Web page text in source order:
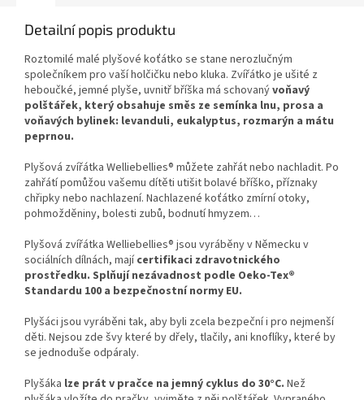
Detailní popis produktu
Roztomilé malé plyšové koťátko se stane nerozlučným
společníkem pro vaší holčičku nebo kluka. Zvířátko je ušité z
heboučké, jemné plyše, uvnitř bříška má schovanývoňavý
polštářek, který obsahuje směs ze semínka lnu, prosa a
voňavých bylinek: levanduli, eukalyptus, rozmarýn a mátu
peprnou.
Plyšová zvířátka Welliebellies® můžete zahřát nebo nachladit. Po
zahřátí pomůžou vašemu dítěti utišit bolavé bříško, příznaky
chřipky nebo nachlazení. Nachlazené koťátko zmírní otoky,
pohmožděniny, bolesti zubů, bodnutí hmyzem…
Plyšová zvířátka Welliebellies® jsou vyráběny v Německu v
sociálních dílnách, majícertifikaci zdravotnického
prostředku. Splňují nezávadnost podle Oeko-Tex®
Standardu 100 a bezpečnostní normy EU.
Plyšáci jsou vyráběni tak, aby byli zcela bezpeční i pro nejmenší
děti. Nejsou zde švy které by dřely, tlačily, ani knoflíky, které by
se jednoduše odpáraly.
Plyšáka lze prát v pračce na jemný cyklus do 30°C. Než